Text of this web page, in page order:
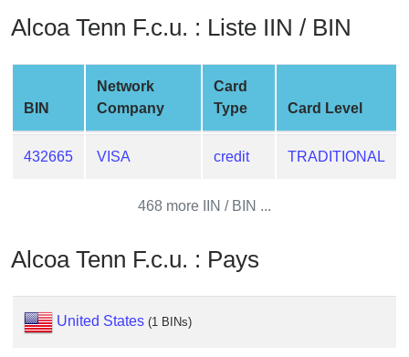
Credit
from
Checker
is
Address
Alcoa Tenn F.c.u. : Liste IIN / BIN
BIN
Network
Company
Card
Type
Card Level
432665 VISA credit TRADITIONAL
468 more IIN / BIN ...
Alcoa Tenn F.c.u. : Pays
United States (1 BINs)